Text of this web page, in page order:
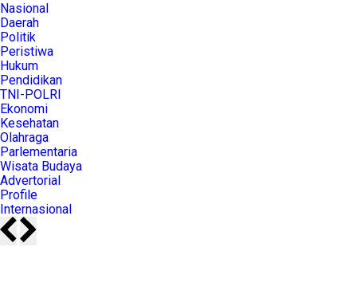
Nasional
Daerah
Politik
Peristiwa
Hukum
Pendidikan
TNI-POLRI
Ekonomi
Kesehatan
Olahraga
Parlementaria
Wisata Budaya
Advertorial
Profile
Internasional